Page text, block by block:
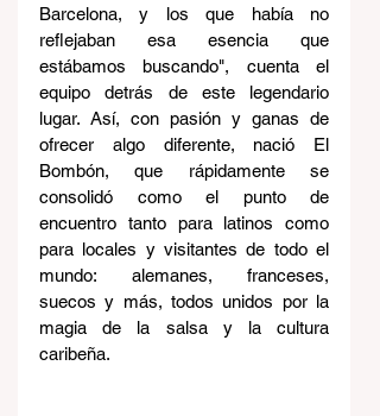
Barcelona, y los que había no
reflejaban esa esencia que
estábamos buscando", cuenta el
equipo detrás de este legendario
lugar. Así, con pasión y ganas de
ofrecer algo diferente, nació El
Bombón, que rápidamente se
consolidó como el punto de
encuentro tanto para latinos como
para locales y visitantes de todo el
mundo: alemanes, franceses,
suecos y más, todos unidos por la
magia de la salsa y la cultura
caribeña.